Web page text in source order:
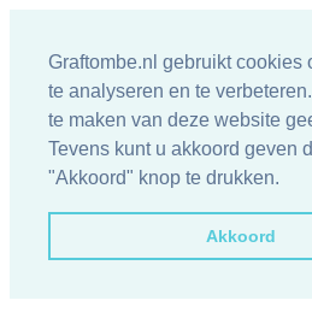
Graftombe.nl gebruikt cookies
te analyseren en te
te maken van deze website
Tevens kunt u akkoord geven
"Akkoord" knop te drukken.
Akkoord